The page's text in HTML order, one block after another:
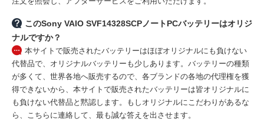
このSony VAIO SVF14328SCPノートPCバッテリーはオリジ
ナルですか？
本サイトで販売されたバッテリーはほぼオリジナルにも負けない
代替品で、オリジナルバッテリーも少しあります。バッテリーの種類
が多くて、世界各地へ販売するので、各ブランドの各地の代理権を獲
得できないから、本サイトで販売されたバッテリーは皆オリジナルに
も負けない代替品と黙認します。もしオリジナルにこだわりがあるな
ら、こちらに連絡して、最も誠な答えを出させます。